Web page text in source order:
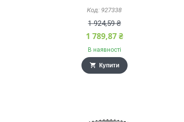
927338
1 924,59 ₴
1 789,87 ₴
В наявності
Купити